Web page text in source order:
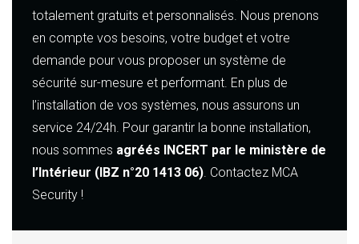
totalement gratuits et personnalisés. Nous prenons
en compte vos besoins, votre budget et votre
demande pour vous proposer un système de
sécurité sur-mesure et performant. En plus de
l’installation de vos systèmes, nous assurons un
service 24/24h. Pour garantir la bonne installation,
nous sommes agréés INCERT par le ministère de
l’Intérieur (IBZ n°20 1413 06). Contactez MCA
Security !